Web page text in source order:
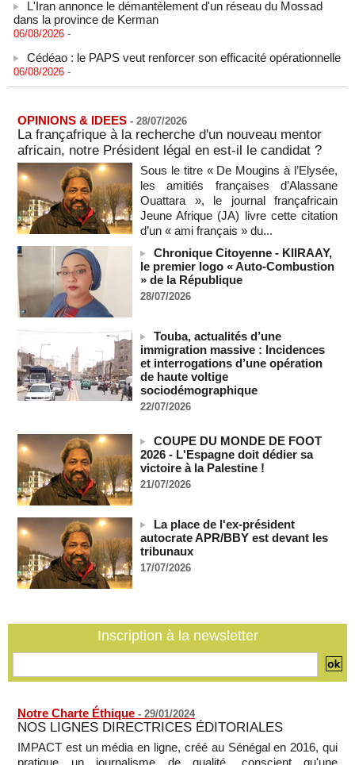
dans la province de Kerman
06/08/2026 -
06/08/2026
L'armée nigériane obtient une hausse salariale historique
Au Nigeria, plus de 300 victimes d’enlèvements ont été
libérées
06/08/2026 -
Au Nigeria, plus de 300 victimes d’enlèvements ont été
libérées
06/08/2026 -
Soutenir l’intégrité de l’information à Sao Tomé-et-Principe à
06/08/2026 -
Taïwan bloque un pont stratégique lors de la simulation d'une
invasion par la Chine
06/08/2026 -
Les Bourses mondiales suspendues au Moyen-Orient,
records en Europe
06/08/2026
Soudan du Sud : Les avocats de Riek Machar sollicitent un
accès à leur client avant la prochaine audience
France-Algérie: l'affaire Mehdi Laribi relance la coopération
policière contre le narcotrafic
06/08/2026 -
Guinée : l'absence du président Doumbouya ravive les
tensions politiques
Bénin: le nouveau Sénat élit son premier président
06/08/2026 -
La Centrafrique et le Cameroun apaisent les tensions après
un incident frontalier
OPINIONS & IDEES - 28/07/2026
La françafrique à la recherche d'un nouveau mentor
africain, notre Président légal en est-il le candidat ?
Sous le titre « De Mougins à l’Elysée,
les amitiés françaises d’Alassane
Ouattara », le journal françafricain
Jeune Afrique (JA) livre cette citation
d’un « ami français » du...
Chronique Citoyenne - KIIRAAY,
le premier logo « Auto-Combustion
» de la République
28/07/2026
Touba, actualités d’une
immigration massive : Incidences
et interrogations d’une opération
de haute voltige
sociodémographique
22/07/2026
COUPE DU MONDE DE FOOT
2026 - L'Espagne doit dédier sa
victoire à la Palestine !
21/07/2026
La place de l'ex-président
autocrate APR/BBY est devant les
tribunaux
17/07/2026
Inscription à la newsletter
Notre Charte Éthique - 29/01/2024
NOS LIGNES DIRECTRICES ÉDITORIALES
IMPACT est un média en ligne, créé au Sénégal en 2016, qui
pratique un journalisme de qualité, conscient qu'une